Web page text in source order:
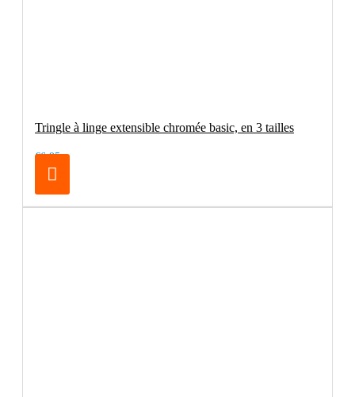
Tringle à linge extensible chromée basic, en 3 tailles
€6.95